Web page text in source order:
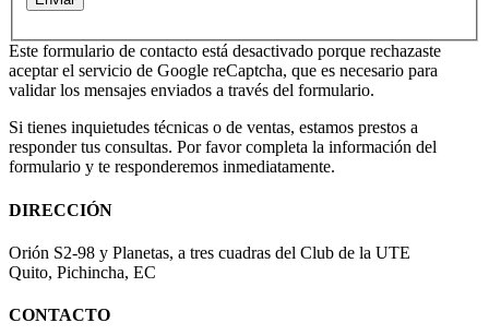
Este formulario de contacto está desactivado porque rechazaste
aceptar el servicio de Google reCaptcha, que es necesario para
validar los mensajes enviados a través del formulario.
Si tienes inquietudes técnicas o de ventas, estamos prestos a
responder tus consultas. Por favor completa la información del
formulario y te responderemos inmediatamente.
DIRECCIÓN
Orión S2-98 y Planetas, a tres cuadras del Club de la UTE
Quito, Pichincha, EC
CONTACTO